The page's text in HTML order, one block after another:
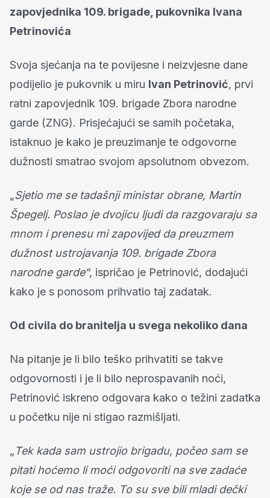
zapovjednika 109. brigade, pukovnika Ivana
Petrinovića
Svoja sjećanja na te povijesne i neizvjesne dane
podijelio je pukovnik u miru Ivan Petrinović, prvi
ratni zapovjednik 109. brigade Zbora narodne
garde (ZNG). Prisjećajući se samih početaka,
istaknuo je kako je preuzimanje te odgovorne
dužnosti smatrao svojom apsolutnom obvezom.
„Sjetio me se tadašnji ministar obrane, Martin
Špegelj. Poslao je dvojicu ljudi da razgovaraju sa
mnom i prenesu mi zapovijed da preuzmem
dužnost ustrojavanja 109. brigade Zbora
narodne garde“, ispričao je Petrinović, dodajući
kako je s ponosom prihvatio taj zadatak.
Od civila do branitelja u svega nekoliko dana
Na pitanje je li bilo teško prihvatiti se takve
odgovornosti i je li bilo neprospavanih noći,
Petrinović iskreno odgovara kako o težini zadatka
u početku nije ni stigao razmišljati.
„ Tek kada sam ustrojio brigadu, počeo sam se
pitati hoćemo li moći odgovoriti na sve zadaće
koje se od nas traže. To su sve bili mladi dečki